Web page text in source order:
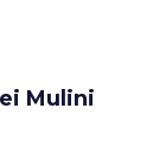
Mulini